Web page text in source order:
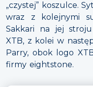
„czystej” koszulce.
wraz z kolejnymi
Sakkari na jej
XTB, z kolei w
Parry, obok logo
firmy eightstone.